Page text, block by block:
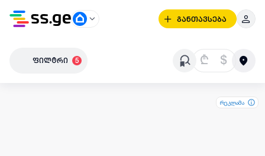
განთავსება
ფილტრი 5 ₾ $
რეკლამა